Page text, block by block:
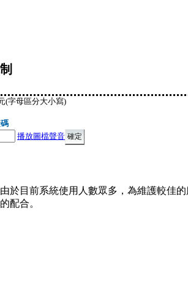
(字母區分大小寫)
播放圖檔聲音
於目前系統使用人數眾多，為維護較佳
配合。